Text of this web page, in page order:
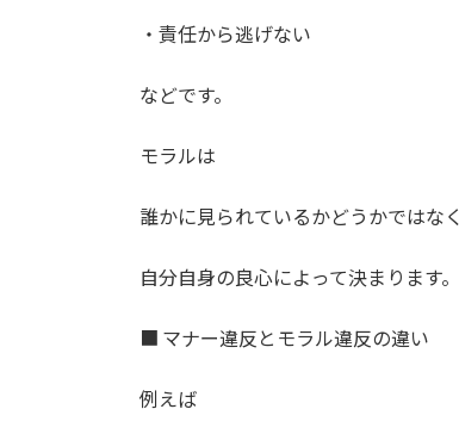
・責任から逃げない
などです。
モラルは
誰かに見られているかどうかではなく
自分自身の良心によって決まります。
■ マナー違反とモラル違反の違い
例えば